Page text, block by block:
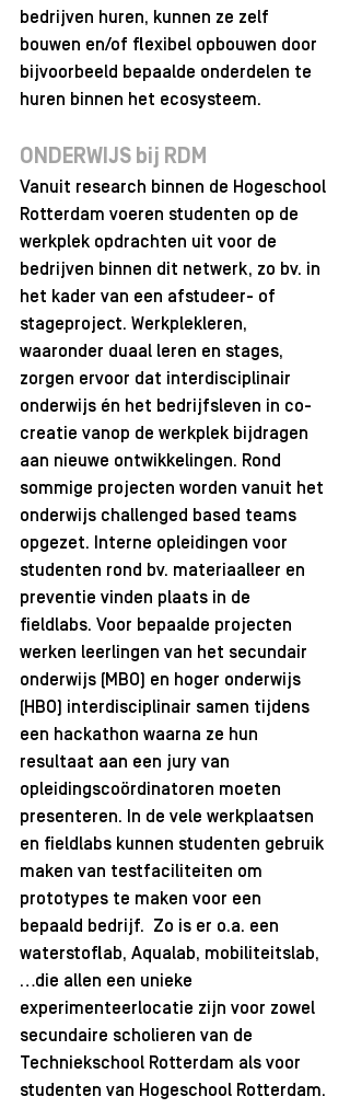
bedrijven huren, kunnen ze zelf
bouwen en/of flexibel opbouwen door
bijvoorbeeld bepaalde onderdelen te
huren binnen het ecosysteem.
ONDERWIJS bij RDM
Vanuit research binnen de Hogeschool
Rotterdam voeren studenten op de
werkplek opdrachten uit voor de
bedrijven binnen dit netwerk, zo bv. in
het kader van een afstudeer- of
stageproject. Werkplekleren,
waaronder duaal leren en stages,
zorgen ervoor dat interdisciplinair
onderwijs én het bedrijfsleven in co-
creatie vanop de werkplek bijdragen
aan nieuwe ontwikkelingen. Rond
sommige projecten worden vanuit het
onderwijs challenged based teams
opgezet. Interne opleidingen voor
studenten rond bv. materiaalleer en
preventie vinden plaats in de
fieldlabs. Voor bepaalde projecten
werken leerlingen van het secundair
onderwijs (MBO) en hoger onderwijs
(HBO) interdisciplinair samen tijdens
een hackathon waarna ze hun
resultaat aan een jury van
opleidingscoördinatoren moeten
presenteren. In de vele werkplaatsen
en fieldlabs kunnen studenten gebruik
maken van testfaciliteiten om
prototypes te maken voor een
bepaald bedrijf.  Zo is er o.a. een
waterstoflab, Aqualab, mobiliteitslab,
…die allen een unieke
experimenteerlocatie zijn voor zowel
secundaire scholieren van de
Techniekschool Rotterdam als voor
studenten van Hogeschool Rotterdam.